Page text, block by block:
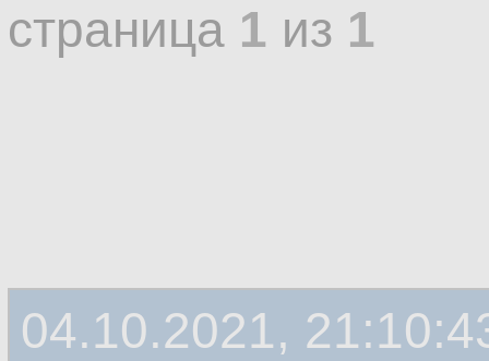
страница 1 из 1
04.10.2021,